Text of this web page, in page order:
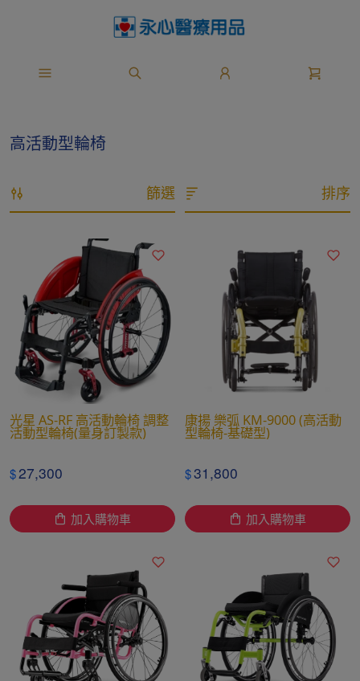
高活動型輪椅
篩選 排序
光星 AS-RF 高活動輪椅 調整
活動型輪椅(量身訂製款)
$27,300
加入購物車
康揚 樂弧 KM-9000 (高活動
型輪椅-基礎型)
$31,800
加入購物車